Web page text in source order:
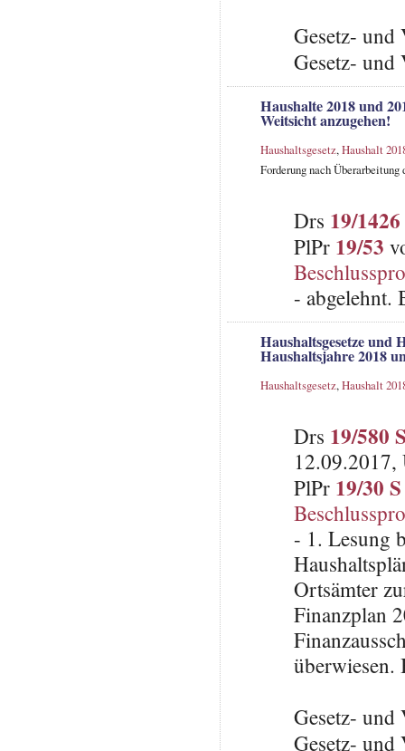
Gesetz-
Gesetz-
Haushalte 2018 und
Weitsicht anzugehen!
Haushaltsgesetz,Haushalt
Forderung nach
Drs 19/1426
PlPr 19/53
- abgelehnt.
Haushaltsgesetze und
Haushaltsjahre 2018
Haushaltsgesetz,Haushalt
Drs 19/580
12.09.2017,
PlPr 19/30 S
- 1. Lesung
Ortsämter
Finanzplan
überwiesen.
Gesetz-
Gesetz-